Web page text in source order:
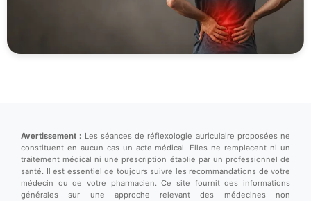
Avertissement : Les séances de réflexologie auriculaire proposées ne
constituent en aucun cas un acte médical. Elles ne remplacent ni un
traitement médical ni une prescription établie par un professionnel de
santé. Il est essentiel de toujours suivre les recommandations de votre
médecin ou de votre pharmacien. Ce site fournit des informations
générales sur une approche relevant des médecines non